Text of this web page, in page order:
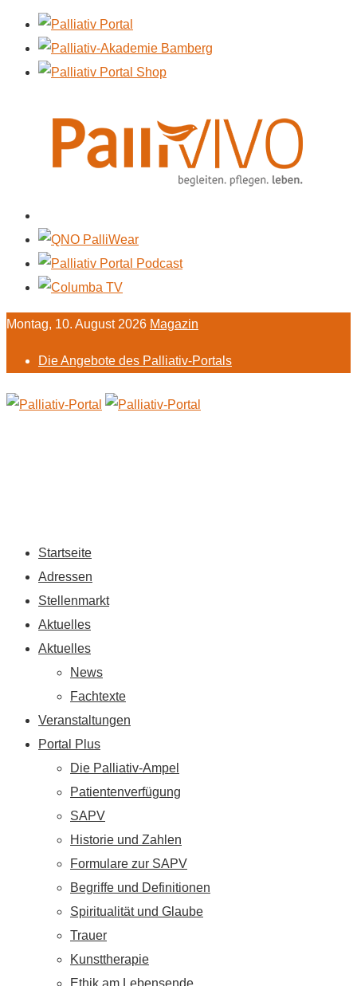
Montag, 10. August 2026 Magazin
Die Angebote des Palliativ-Portals
Startseite
Adressen
Stellenmarkt
Aktuelles
Aktuelles
News
Fachtexte
Veranstaltungen
Portal Plus
Die Palliativ-Ampel
Patientenverfügung
SAPV
Historie und Zahlen
Formulare zur SAPV
Begriffe und Definitionen
Spiritualität und Glaube
Trauer
Kunsttherapie
Ethik am Lebensende